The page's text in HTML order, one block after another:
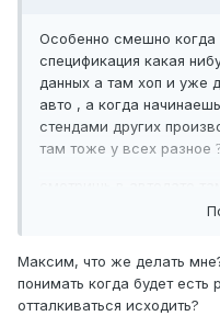
Особенно смешно когда
спецификация какая
данных а там хоп и уже
авто , а когда
стендами других
там тоже у всех разное ?
уже видел дохренища.
него в стенде Реально
Максим, что же делать
понимать когда будет
отталкиваться исходить?